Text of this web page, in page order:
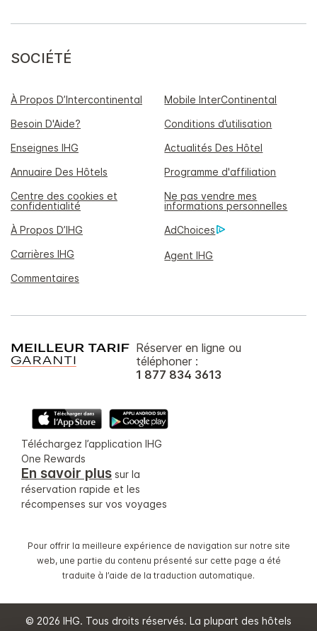
SOCIÉTÉ
À Propos D’Intercontinental
Mobile InterContinental
Besoin D'Aide?
Conditions d’utilisation
Enseignes IHG
Actualités Des Hôtel
Annuaire Des Hôtels
Programme d'affiliation
Centre des cookies et
confidentialité
Ne pas vendre mes
informations personnelles
À Propos D’IHG
AdChoices
Carrières IHG
Agent IHG
Commentaires
Réserver en ligne ou
téléphoner :
1 877 834 3613
Téléchargez l’application IHG
One Rewards
En savoir plus sur la
réservation rapide et les
récompenses sur vos voyages
Pour offrir la meilleure expérience de navigation sur notre site
web, une partie du contenu présenté sur cette page a été
traduite à l’aide de la traduction automatique.
© 2026 IHG. Tous droits réservés. La plupart des hôtels